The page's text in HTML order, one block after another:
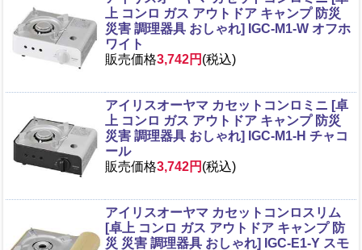
上 コンロ ガス アウトドア キャンプ 防災
災害 調理器具 おしゃれ] IGC-M1-W オフホ
ワイト
販売価格3,742円 (税込)
アイリスオーヤマ カセットコンロミニ [卓
上 コンロ ガス アウトドア キャンプ 防災
災害 調理器具 おしゃれ] IGC-M1-H チャコ
ール
販売価格3,742円 (税込)
アイリスオーヤマ カセットコンロスリム
[卓上 コンロ ガス アウトドア キャンプ 防
災 災害 調理器具 おしゃれ] IGC-E1-Y スモ